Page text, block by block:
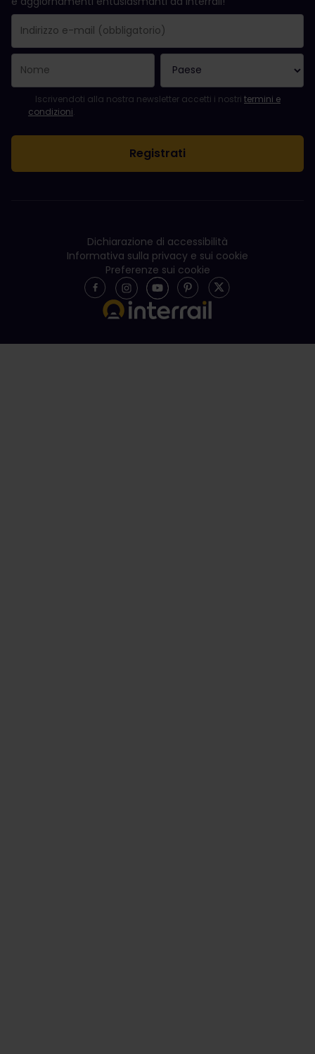
Il campo "Indirizzo e-mail" è obbligatorio.
L'indirizzo e-mail non è valido.
Si è verificato un errore durante l'iscrizione alla newsletter.
Sei già iscritto a questa newsletter!
Per iscriversi alla newsletter, accettare i termini e le condizioni.
Iscrivendoti alla nostra newsletter accetti i nostri termini e
condizioni.
Dichiarazione di accessibilità
Informativa sulla privacy e sui cookie
Preferenze sui cookie